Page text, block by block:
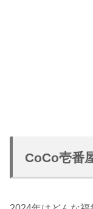
CoCo壱番